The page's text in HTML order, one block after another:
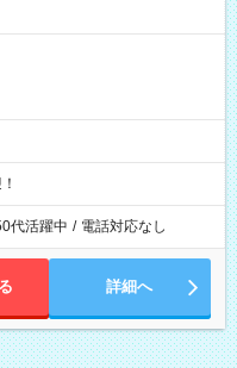
代活躍中 / 電話対応なし
詳細へ